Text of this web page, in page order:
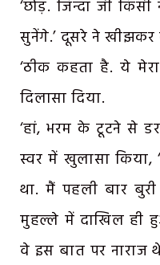
‘छोड़. जिन्दा जी
सुनेंगे.’ दूसरे ने खीझकर
‘ठीक कहता है. ये
दिलासा दिया.
‘हां, भरम के टूटने से
स्वर में खुलासा किया,
था. मैं पहली बार
मुहल्ले में दाखिल ही
वे इस बात पर नाराज